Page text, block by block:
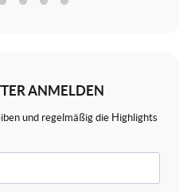
ANMELDEN
und regelmäßig die Highlights